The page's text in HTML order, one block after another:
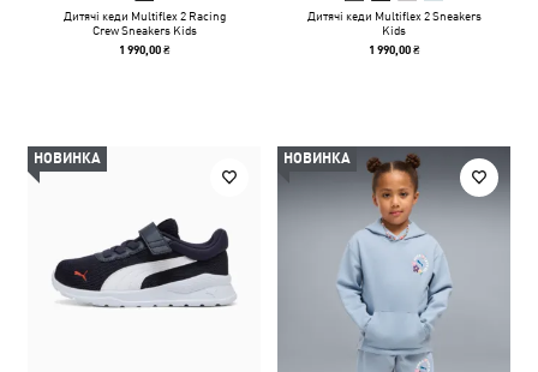
Дитячі кеди Multiflex 2 Racing
Crew Sneakers Kids
1 990,00 ₴
Дитячі кеди Multiflex 2 Sneakers
Kids
1 990,00 ₴
НОВИНКА НОВИНКА